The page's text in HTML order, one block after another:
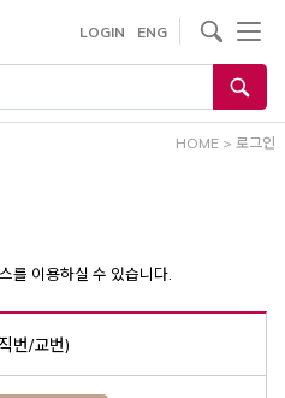
LOGIN ENG
HOME > 로그인
를 이용하실 수 있습니다.
번/교번)